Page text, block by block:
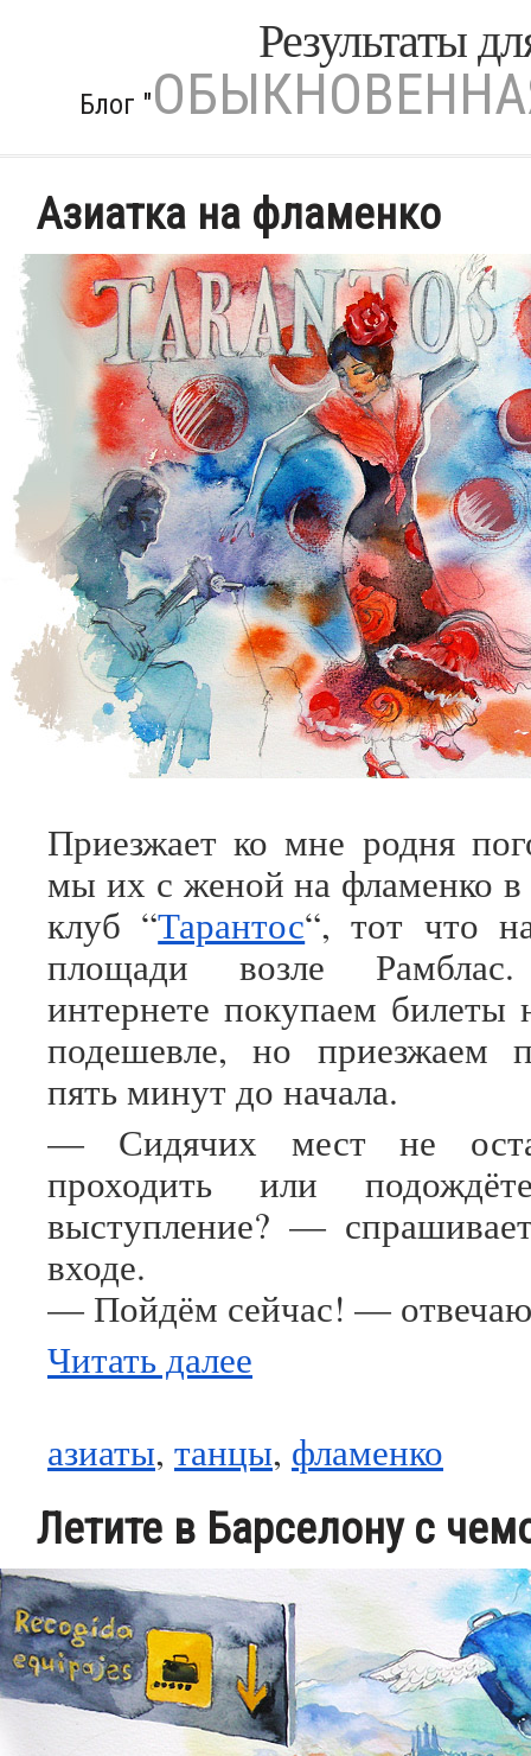
Результаты
Блог "
Азиатка на фламенко
Приезжает ко мне родня
мы их с женой на фламенко
клуб “Тарантос“, тот что
площади возле
интернете покупаем
подешевле, но приезжаем
пять минут до начала.
— Сидячих мест не
проходить или
выступление? —
входе.
— Пойдём сейчас! —
Читать далее
азиаты, танцы, фламенко
Летите в Барселону с